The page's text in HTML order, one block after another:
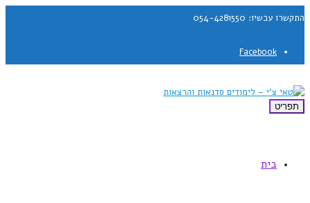
התקשרו עכשיו: 054-4281550
Facebook
תפריט
בית